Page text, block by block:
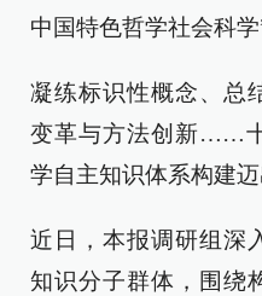
中国特色哲学社会科学
凝练标识性概念、总
变革与方法创新……
学自主知识体系构建迈
近日，本报调研组深
知识分子群体，围绕